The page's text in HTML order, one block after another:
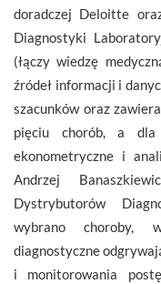
doradczej Deloitte
Diagnostyki
(łączy wiedzę
źródeł informacji i
szacunków oraz
pięciu chorób, a
ekonometryczne i
Andrzej
Dystrybutorów
wybrano choroby,
diagnostyczne
i monitorowania